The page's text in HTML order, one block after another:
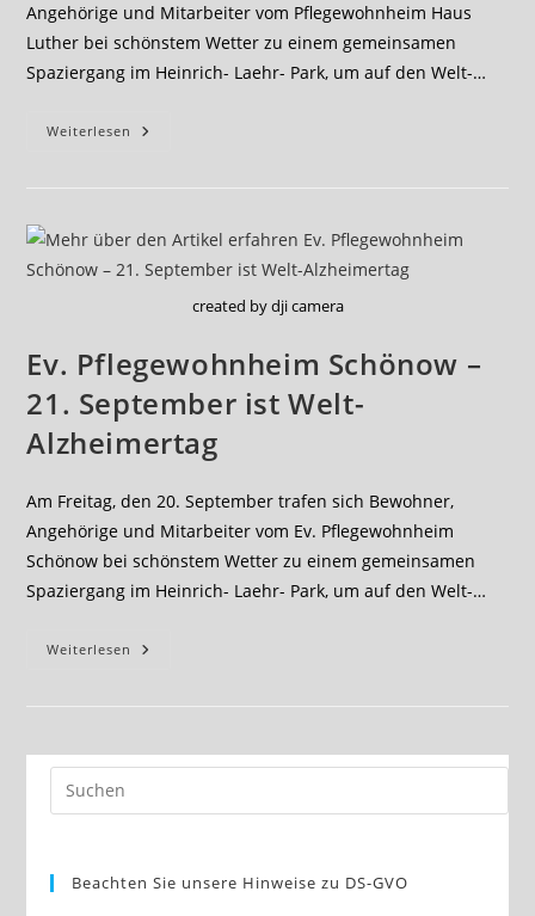
Angehörige und Mitarbeiter vom Pflegewohnheim Haus
Luther bei schönstem Wetter zu einem gemeinsamen
Spaziergang im Heinrich- Laehr- Park, um auf den Welt-…
Weiterlesen Pflegewohnheim
Ist
Welt-
Alzheimertag
created by dji camera
Ev. Pflegewohnheim Schönow –
21. September ist Welt-
Alzheimertag
Am Freitag, den 20. September trafen sich Bewohner,
Angehörige und Mitarbeiter vom Ev. Pflegewohnheim
Schönow bei schönstem Wetter zu einem gemeinsamen
Spaziergang im Heinrich- Laehr- Park, um auf den Welt-…
Weiterlesen Ev.
Welt-
Beachten Sie unsere Hinweise zu DS-GVO